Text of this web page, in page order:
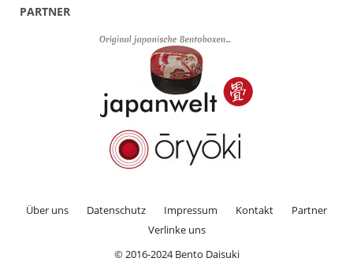
PARTNER
Über uns Datenschutz Impressum Kontakt
Partner
Verlinke uns
© 2016-2024 Bento Daisuki